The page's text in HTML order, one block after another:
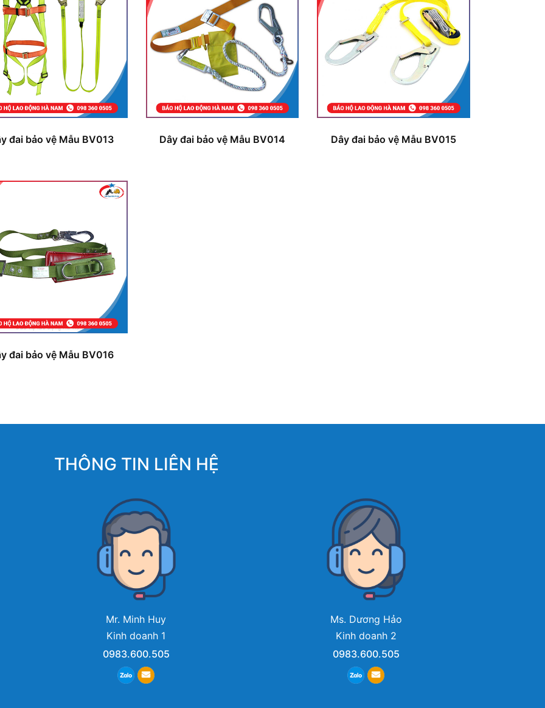
đai bảo vệ Mẫu BV013 Dây đai bảo vệ Mẫu BV014 Dây đai bảo vệ Mẫu BV015
đai bảo vệ Mẫu BV016
THÔNG TIN LIÊN HỆ
Mr. Minh Huy
Kinh doanh 1
0983.600.505
Ms. Dương Hảo
Kinh doanh 2
0983.600.505